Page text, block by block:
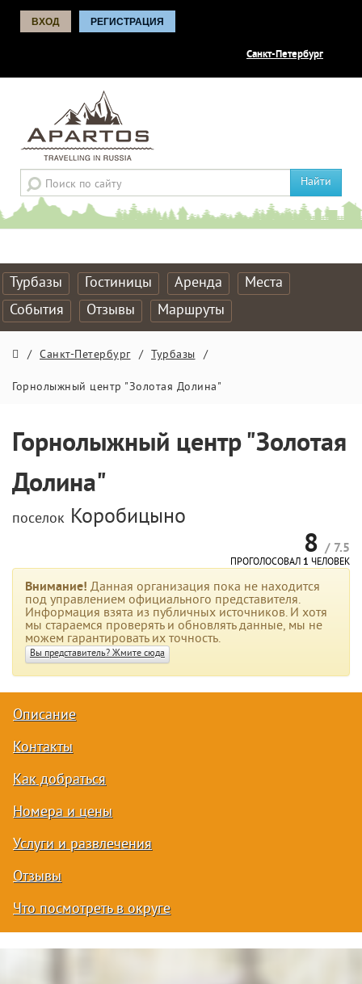
ВХОД РЕГИСТРАЦИЯ
Санкт-Петербург
Найти
Турбазы Гостиницы Аренда
Места
События
Отзывы Маршруты
/ Санкт-Петербург / Турбазы /
Горнолыжный центр "Золотая Долина"
Горнолыжный центр "Золотая
Долина"
поселок Коробицыно
8 / 7.5
ПРОГОЛОСОВАЛ 1 ЧЕЛОВЕК
Внимание! Данная организация пока не находится
под управлением официального представителя.
Информация взята из публичных источников. И хотя
мы стараемся проверять и обновлять данные, мы не
можем гарантировать их точность.
Вы представитель? Жмите сюда
Описание
Контакты
Как добраться
Номера и цены
Услуги и развлечения
Отзывы
Что посмотреть в округе